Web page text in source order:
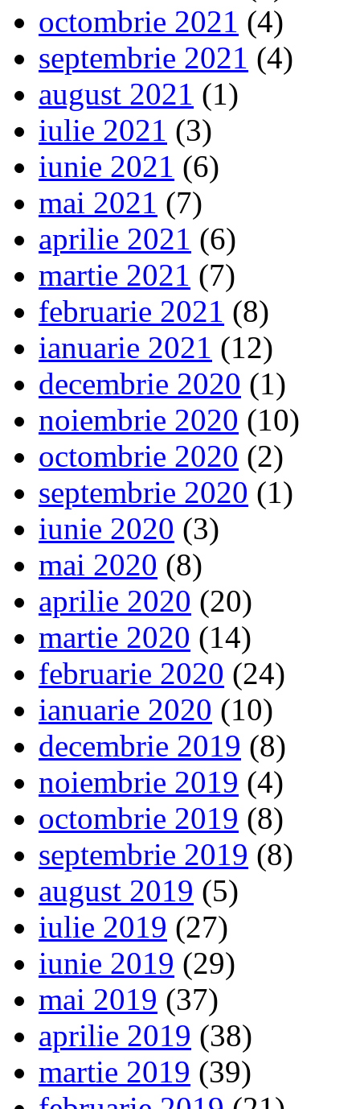
octombrie 2021 (4)
septembrie 2021 (4)
august 2021 (1)
iulie 2021 (3)
iunie 2021 (6)
mai 2021 (7)
aprilie 2021 (6)
martie 2021 (7)
februarie 2021 (8)
ianuarie 2021 (12)
decembrie 2020 (1)
noiembrie 2020 (10)
octombrie 2020 (2)
septembrie 2020 (1)
iunie 2020 (3)
mai 2020 (8)
aprilie 2020 (20)
martie 2020 (14)
februarie 2020 (24)
ianuarie 2020 (10)
decembrie 2019 (8)
noiembrie 2019 (4)
octombrie 2019 (8)
septembrie 2019 (8)
august 2019 (5)
iulie 2019 (27)
iunie 2019 (29)
mai 2019 (37)
aprilie 2019 (38)
martie 2019 (39)